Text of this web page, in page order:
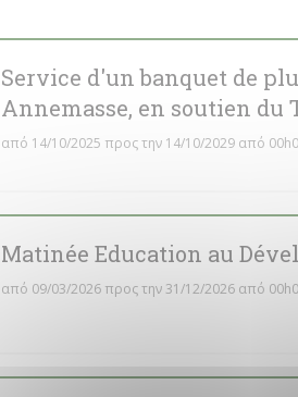
από 14/10/2025 προς την 14/10/2029 από
Service d'un banquet de
Annemasse, en soutien du
από 09/03/2026 προς την 31/12/2026 από
Matinée Education au